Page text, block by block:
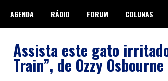
AGENDA RÁDIO FORUM COLUNAS
Assista este gato
Train”, de Ozzy Osbourne